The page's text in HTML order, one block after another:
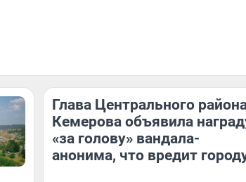
Глава Центрального
Кемерова объявила
«за голову» вандала-
анонима, что вредит